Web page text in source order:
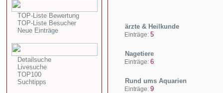
TOP-Liste Bewertung
TOP-Liste Besucher
Neue Einträge
Detailsuche
Livesuche
TOP100
Suchtipps
ärzte & Heilkunde
Einträge: 5
Nagetiere
Einträge: 6
Rund ums Aquarien
Einträge: 9